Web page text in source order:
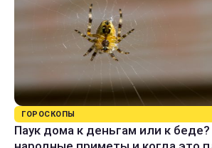
ГОРОСКОПЫ
Паук дома к деньгам или к